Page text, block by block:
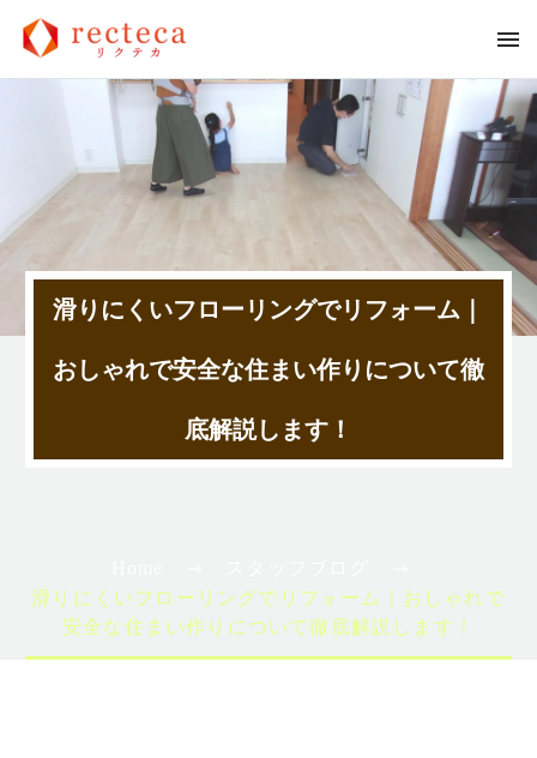
滑りにくいフローリングでリフォーム｜
おしゃれで安全な住まい作りについて徹
底解説します！
滑りにくいフローリングでリフォーム｜おしゃれで
安全な住まい作りについて徹底解説します！